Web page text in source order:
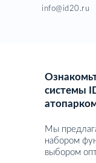
info@id20.ru
системы
Мы
набором
выбором